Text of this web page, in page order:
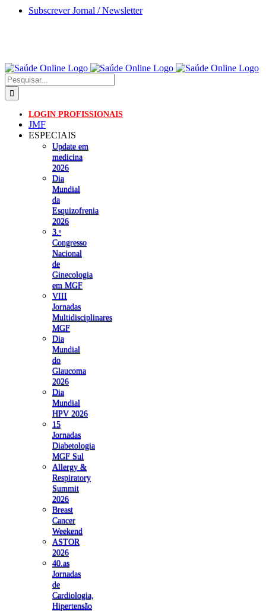
Skip
Subscrever Jornal / Newsletter
Pesquisar
LOGIN PROFISSIONAIS
JMF
ESPECIAIS
Update em
medicina
2026
Dia
Mundial
da
Esquizofrenia
2026
3.ᵒ
Congresso
Nacional
de
Ginecologia
em MGF
VIII
Jornadas
Multidisciplinares
MGF
Dia
Mundial
do
Glaucoma
2026
Dia
Mundial
HPV 2026
15
Jornadas
Diabetologia
MGF Sul
Allergy &
Respiratory
Summit
2026
Breast
Cancer
Weekend
ASTOR
2026
40.as
Jornadas
de
Cardiologia,
Hipertensão